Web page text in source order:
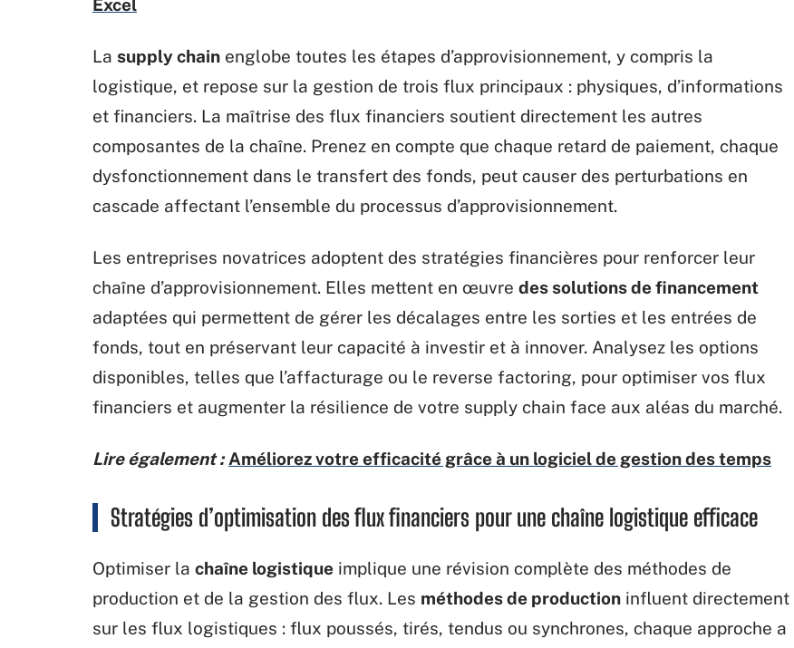
Excel
La supply chain englobe toutes les étapes d’approvisionnement, y compris la
logistique, et repose sur la gestion de trois flux principaux : physiques, d’informations
et financiers. La maîtrise des flux financiers soutient directement les autres
composantes de la chaîne. Prenez en compte que chaque retard de paiement, chaque
dysfonctionnement dans le transfert des fonds, peut causer des perturbations en
cascade affectant l’ensemble du processus d’approvisionnement.
Les entreprises novatrices adoptent des stratégies financières pour renforcer leur
chaîne d’approvisionnement. Elles mettent en œuvre des solutions de financement
adaptées qui permettent de gérer les décalages entre les sorties et les entrées de
fonds, tout en préservant leur capacité à investir et à innover. Analysez les options
disponibles, telles que l’affacturage ou le reverse factoring, pour optimiser vos flux
financiers et augmenter la résilience de votre supply chain face aux aléas du marché.
Lire également : Améliorez votre efficacité grâce à un logiciel de gestion des temps
Stratégies d’optimisation des flux financiers pour une chaîne logistique efficace
Optimiser la chaîne logistique implique une révision complète des méthodes de
production et de la gestion des flux. Les méthodes de production influent directement
sur les flux logistiques : flux poussés, tirés, tendus ou synchrones, chaque approche a